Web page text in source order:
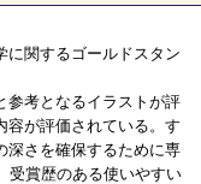
に関するゴールドスタン
参考となるイラストが評
容が評価されている。す
深さを確保するために専
受賞歴のある使いやすい